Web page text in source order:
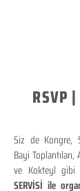
RSVP
Siz de Kongre,
Bayi Toplantıları,
ve Kokteyl gibi
SERVİSİ ile